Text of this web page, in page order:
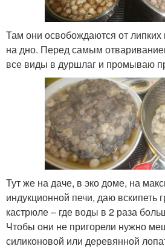
Там они освобождаются от
на дно. Перед самым
все виды в дуршлаг и промываю
Тут же на даче, в эко доме, на
индукционной печи, даю вскипеть
кастрюле – где воды в 2 раза
Чтобы они не пригорели нужно
силиконовой или деревянной